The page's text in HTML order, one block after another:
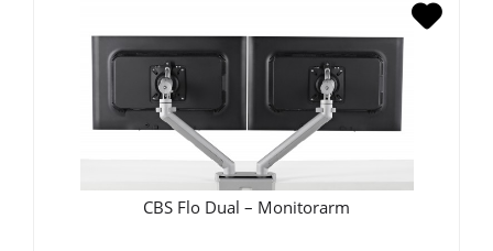
CBS Flo Dual – Monitorarm